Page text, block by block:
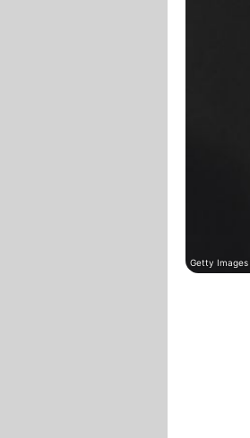
Getty Images